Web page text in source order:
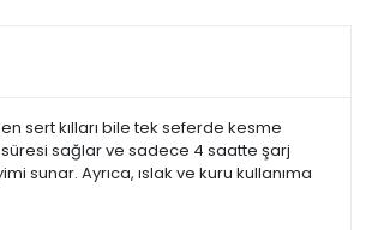
sert kılları bile tek seferde kesme
süresi sağlar ve sadece 4 saatte şarj
sunar. Ayrıca, ıslak ve kuru kullanıma